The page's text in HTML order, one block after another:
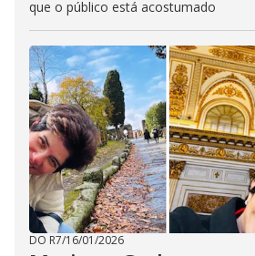
que o público está acostumado
DO R7/16/01/2026